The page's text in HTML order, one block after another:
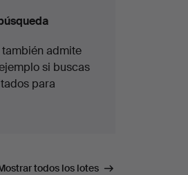
admite
si buscas
para
todos los lotes